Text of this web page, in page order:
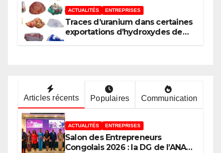
ACTUALITÉS ENTREPRISES
Traces d’uranium dans certaines
exportations d’hydroxydes de
Articles récents Populaires Communication
ACTUALITÉS ENTREPRISES
Salon des Entrepreneurs
Congolais 2026 : la DG de l’ANAPI